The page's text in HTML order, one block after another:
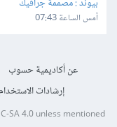
بيوند : مصممة جرافيك
أمس الساعة 07:43
عن أكاديمية حسوب
إرشادات الاستخدام
SA 4.0unless mentioned